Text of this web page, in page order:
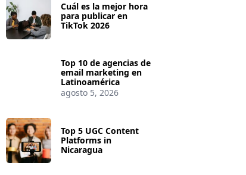
Cuál es la mejor hora
para publicar en
TikTok 2026
Top 10 de agencias de
email marketing en
Latinoamérica
agosto 5, 2026
Top 5 UGC Content
Platforms in
Nicaragua